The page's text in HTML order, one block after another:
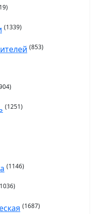
(1339)
(853)
(1251)
(1146)
(1687)